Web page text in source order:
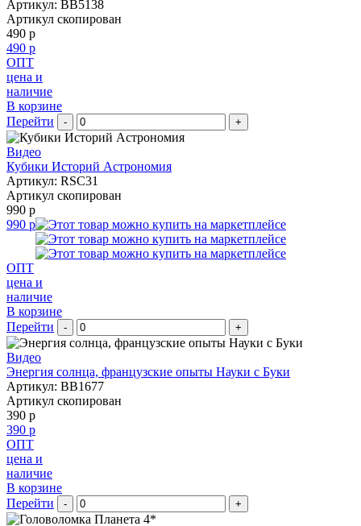
Артикул: BB5138
Артикул скопирован
490 р
490 р
ОПТ
цена и
наличие
В корзине
Перейти
- +
Видео
Кубики Историй Астрономия
Артикул: RSC31
Артикул скопирован
990 р
990 р
ОПТ
цена и
наличие
В корзине
Перейти
- +
Видео
Энергия солнца, французские опыты Науки с Буки
Артикул: BB1677
Артикул скопирован
390 р
390 р
ОПТ
цена и
наличие
В корзине
Перейти
- +